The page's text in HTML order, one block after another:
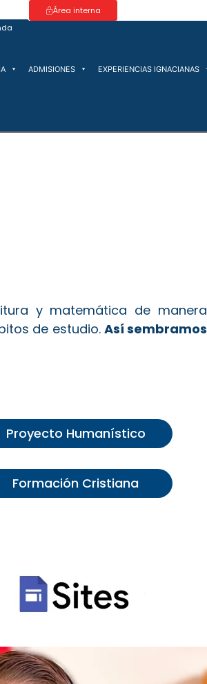
Área interna
ADMISIONES EXPERIENCIAS IGNACIANAS
y matemática de manera
de estudio. Así sembramos
Proyecto Humanístico
Formación Cristiana